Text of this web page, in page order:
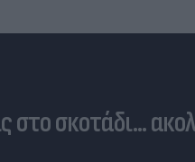
στο σκοτάδι...